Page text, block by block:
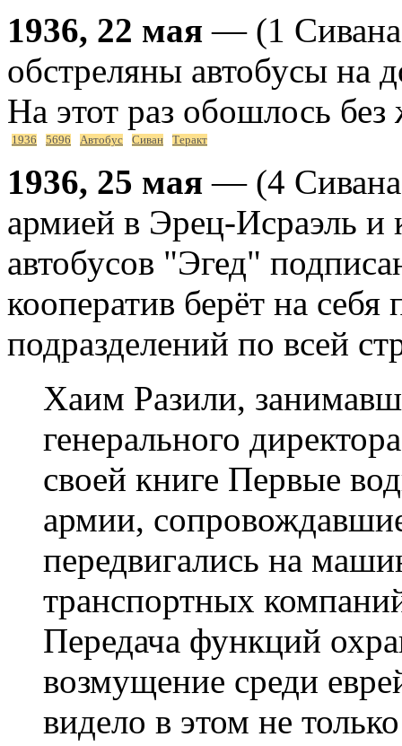
1936, 22 мая — (1 Сивана
обстреляны автобусы на
На этот раз обошлось без
1936 5696 Автобус Сиван Теракт
1936, 25 мая — (4
армией в Эрец-Исраэль и
автобусов "Эгед"
кооператив берёт на
подразделений по всей
Хаим Разили,
генерального
своей книге Первые
армии,
передвигались на
транспортных
Передача функций
возмущение среди
видело в этом не